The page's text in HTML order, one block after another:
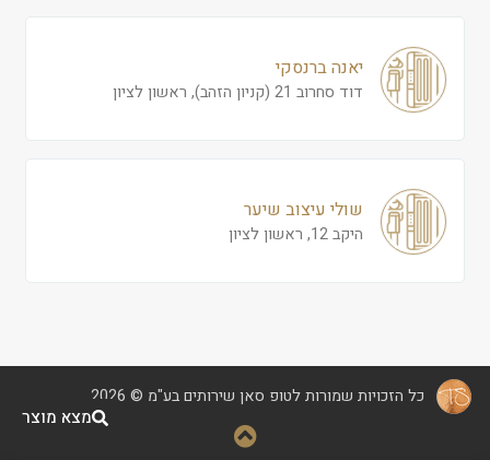
יאנה ברנסקי
דוד סחרוב 21 (קניון הזהב), ראשון לציון
שולי עיצוב שיער
היקב 12, ראשון לציון
כל הזכויות שמורות לטופ סאן שירותים בע"מ © 2026
מצא מוצר